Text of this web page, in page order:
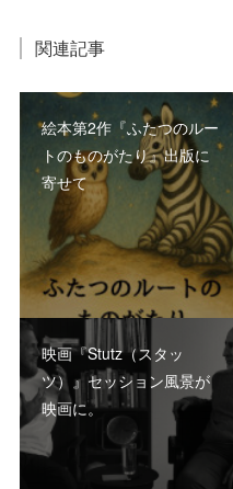
関連記事
絵本第2作『ふたつのルー
トのものがたり』出版に
寄せて
映画『Stutz（スタッ
ツ）』セッション風景が
映画に。